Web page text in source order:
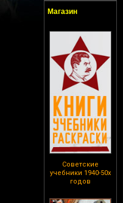
Магазин
Советские
учебники 1940-50х
годов